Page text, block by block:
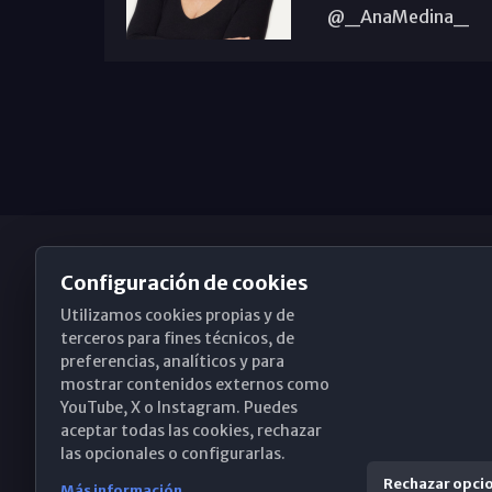
@_AnaMedina_
Obispado de Málaga
Santa María, 18-20. 29015 Málaga
(+34) 952 224 386
Configuración de cookies
Utilizamos cookies propias y de
terceros para fines técnicos, de
preferencias, analíticos y para
mostrar contenidos externos como
YouTube, X o Instagram. Puedes
aceptar todas las cookies, rechazar
las opcionales o configurarlas.
Rechazar